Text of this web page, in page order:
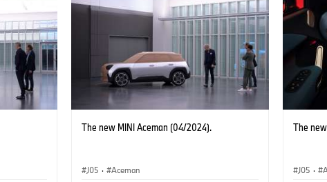
The new MINI Aceman (04/2024).
J05 · Aceman
The
J05 ·